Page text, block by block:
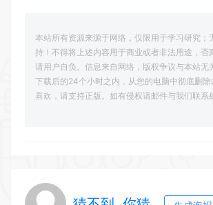
本站所有资源来源于网络，仅限用于学习研究；
持！不得将上述内容用于商业或者非法用途，否
请用户自负。信息来自网络，版权争议与本站无
下载后的24个小时之内，从您的电脑中彻底删除
喜欢，请支持正版。如有侵权请邮件与我们联系